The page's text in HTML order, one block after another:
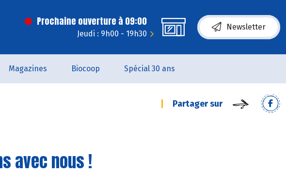
Prochaine ouverture à 09:00
Jeudi : 9h00 - 19h30
Newsletter
Magazines Biocoop Spécial 30 ans
Partager sur
avec nous !